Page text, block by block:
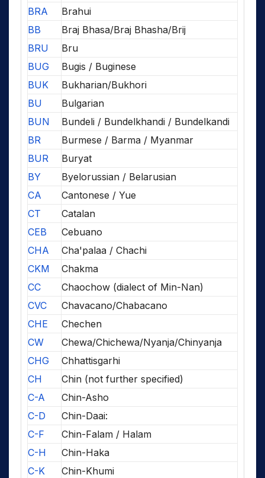
BRA
Brahui
BB
Braj Bhasa/Braj Bhasha/Brij
BRU
Bru
BUG
Bugis / Buginese
BUK
Bukharian/Bukhori
BU
Bulgarian
BUN
Bundeli / Bundelkhandi / Bundelkandi
BR
Burmese / Barma / Myanmar
BUR
Buryat
BY
Byelorussian / Belarusian
CA
Cantonese / Yue
CT
Catalan
CEB
Cebuano
CHA
Cha'palaa / Chachi
CKM
Chakma
CC
Chaochow (dialect of Min-Nan)
CVC
Chavacano/Chabacano
CHE
Chechen
CW
Chewa/Chichewa/Nyanja/Chinyanja
CHG
Chhattisgarhi
CH
Chin (not further specified)
C-A
Chin-Asho
C-D
Chin-Daai:
C-F
Chin-Falam / Halam
C-H
Chin-Haka
C-K
Chin-Khumi